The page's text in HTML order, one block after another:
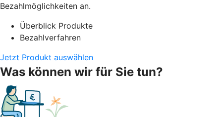
Bezahlmöglichkeiten an.
Überblick Produkte
Bezahlverfahren
Jetzt Produkt auswählen
Was können wir für Sie tun?